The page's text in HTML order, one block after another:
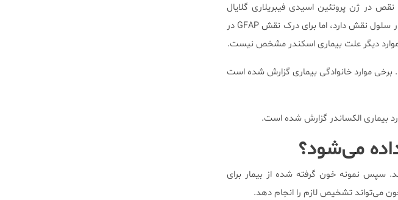
نقص در ژن پروتئین اسیدی فیبریلاری گلایال
(GFAP) در حدود ۹۰% از موارد ایجاد می‌شود. ژن GFAP در پیشرفت ساختار سلول نقش دارد، اما برای درک نقش GFAP در
موارد دیگر علت بیماری اسکندر مشخص نیست.
موارد خانوادگی بیماری گزارش شده است
می‌شود؟
سپس نمونه خون گرفته شده از بیمار برای
می‌تواند تشخیص لازم را انجام دهد.